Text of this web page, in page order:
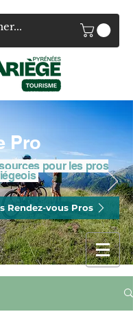
Pro
pour les pros
Rendez-vous Pros